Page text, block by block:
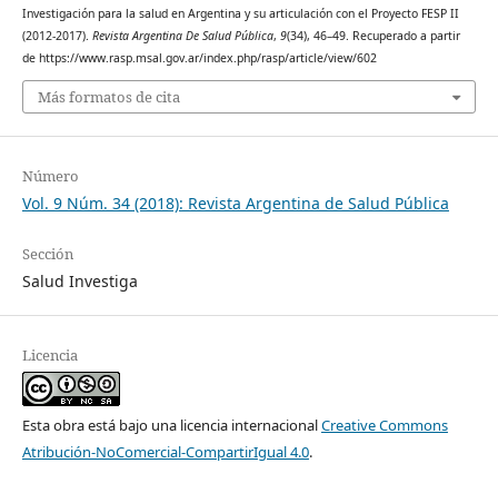
Investigación para la salud en Argentina y su articulación con el Proyecto FESP II
(2012-2017). Revista Argentina De Salud Pública, 9(34), 46–49. Recuperado a partir
de https://www.rasp.msal.gov.ar/index.php/rasp/article/view/602
Más formatos de cita
Número
Vol. 9 Núm. 34 (2018): Revista Argentina de Salud Pública
Sección
Salud Investiga
Licencia
Esta obra está bajo una licencia internacionalCreative Commons
Atribución-NoComercial-CompartirIgual 4.0.